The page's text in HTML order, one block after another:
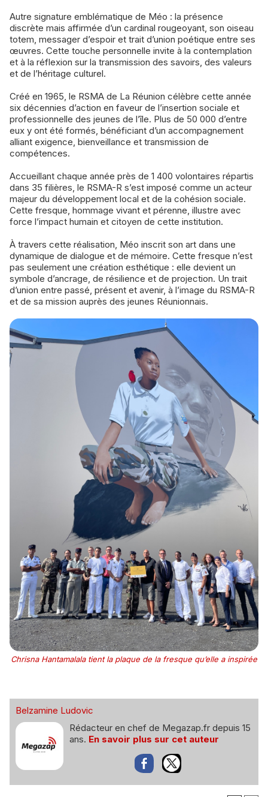
Autre signature emblématique de Méo : la présence
discrète mais affirmée d’un cardinal rougeoyant, son oiseau
totem, messager d’espoir et trait d’union poétique entre ses
œuvres. Cette touche personnelle invite à la contemplation
et à la réflexion sur la transmission des savoirs, des valeurs
et de l’héritage culturel.
Créé en 1965, le RSMA de La Réunion célèbre cette année
six décennies d’action en faveur de l’insertion sociale et
professionnelle des jeunes de l’île. Plus de 50 000 d’entre
eux y ont été formés, bénéficiant d’un accompagnement
alliant exigence, bienveillance et transmission de
compétences.
Accueillant chaque année près de 1 400 volontaires répartis
dans 35 filières, le RSMA-R s’est imposé comme un acteur
majeur du développement local et de la cohésion sociale.
Cette fresque, hommage vivant et pérenne, illustre avec
force l’impact humain et citoyen de cette institution.
À travers cette réalisation, Méo inscrit son art dans une
dynamique de dialogue et de mémoire. Cette fresque n’est
pas seulement une création esthétique : elle devient un
symbole d’ancrage, de résilience et de projection. Un trait
d’union entre passé, présent et avenir, à l’image du RSMA-R
et de sa mission auprès des jeunes Réunionnais.
Chrisna Hantamalala tient la plaque de la fresque qu’elle a inspirée
Belzamine Ludovic
Rédacteur en chef de Megazap.fr depuis 15
ans. En savoir plus sur cet auteur